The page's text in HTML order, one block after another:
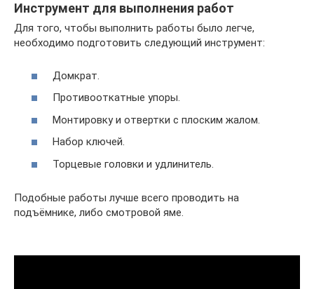
Инструмент для выполнения работ
Для того, чтобы выполнить работы было легче,
необходимо подготовить следующий инструмент:
Домкрат.
Противооткатные упоры.
Монтировку и отвертки с плоским жалом.
Набор ключей.
Торцевые головки и удлинитель.
Подобные работы лучше всего проводить на
подъёмнике, либо смотровой яме.